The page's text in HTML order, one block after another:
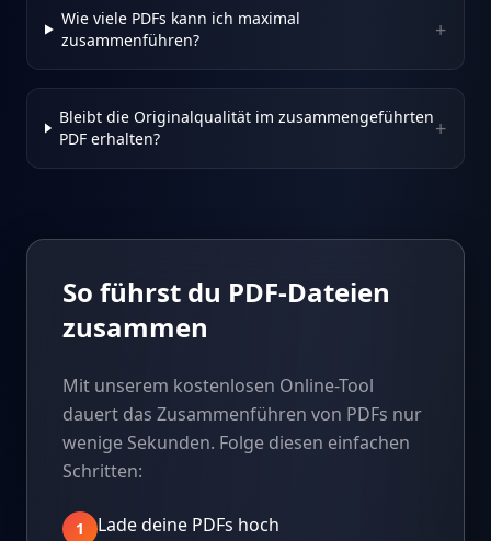
Wie viele PDFs kann ich maximal
zusammenführen?
+
Bleibt die Originalqualität im zusammengeführten
PDF erhalten?
+
So führst du PDF-Dateien
zusammen
Mit unserem kostenlosen Online-Tool
dauert das Zusammenführen von PDFs nur
wenige Sekunden. Folge diesen einfachen
Schritten:
1 Lade deine PDFs hoch